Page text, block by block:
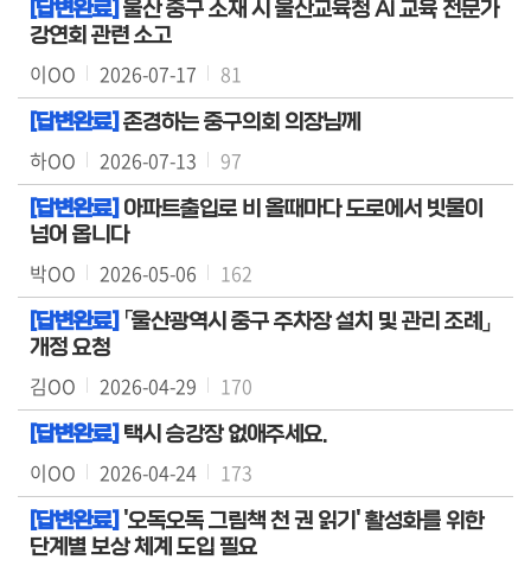
구
민
광
장
회
의
록
정
보
공
개
이
용
안
내
[답변완료] 울산 중구 소재 시 울산교육청 AI 교육 전문가
강연회 관련 소고
이OO 2026-07-17 81
[답변완료] 존경하는 중구의회 의장님께
하OO 2026-07-13 97
[답변완료] 아파트출입로 비 올때마다 도로에서 빗물이
넘어 옵니다
박OO 2026-05-06 162
[답변완료] 「울산광역시 중구 주차장 설치 및 관리 조례」
개정 요청
김OO 2026-04-29 170
[답변완료] 택시 승강장 없애주세요.
이OO 2026-04-24 173
[답변완료] '오독오독 그림책 천 권 읽기' 활성화를 위한
단계별 보상 체계 도입 필요